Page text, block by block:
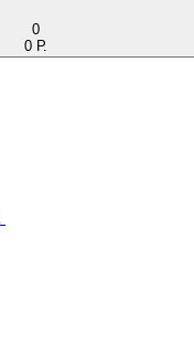
0
0 Р.